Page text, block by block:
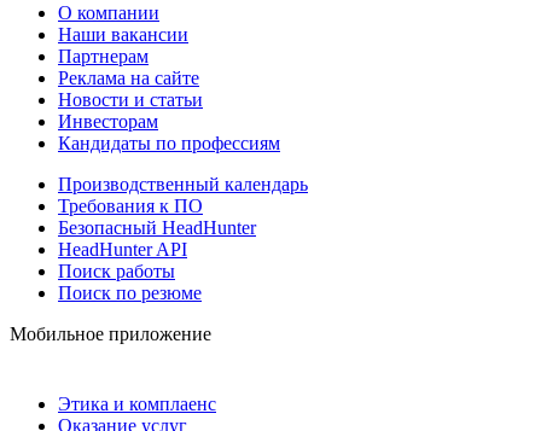
О компании
Наши вакансии
Партнерам
Реклама на сайте
Новости и статьи
Инвесторам
Кандидаты по профессиям
Производственный календарь
Требования к ПО
Безопасный HeadHunter
HeadHunter API
Поиск работы
Поиск по резюме
Мобильное приложение
Этика и комплаенс
Оказание услуг